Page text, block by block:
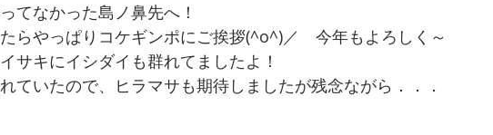
てなかった島ノ鼻先へ！
らやっぱりコケギンポにご挨拶(^o^)／　今年もよろしく～
サキにイシダイも群れてましたよ！
ていたので、ヒラマサも期待しましたが残念ながら．．．